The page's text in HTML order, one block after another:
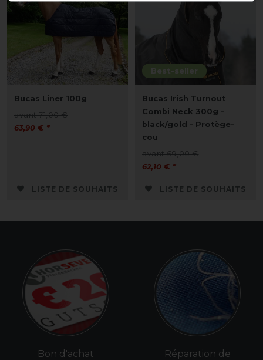
Bucas Liner 100g
avant 71,00 €
63,90 € *
LISTE DE SOUHAITS
Best-seller
Bucas Irish Turnout
Combi Neck 300g -
black/gold - Protège-
cou
avant 69,00 €
62,10 € *
LISTE DE SOUHAITS
Bon d'achat
Réparation de